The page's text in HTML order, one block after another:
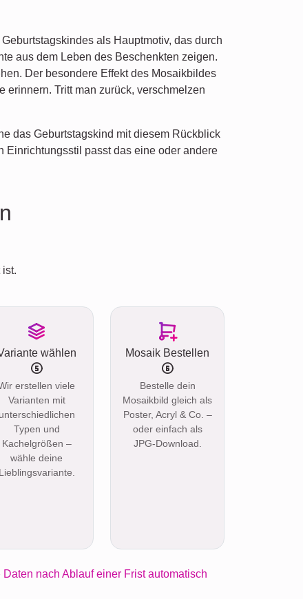
als Hauptmotiv, das durch
aus dem Leben des Beschenkten zeigen.
Der besondere Effekt des Mosaikbildes
erinnern. Tritt man zurück, verschmelzen
das Geburtstagskind mit diesem Rückblick
Einrichtungsstil passt das eine oder andere
wählen
erstellen viele
Varianten mit
unterschiedlichen
Typen und
Kachelgrößen –
wähle deine
Lieblingsvariante.
Mosaik Bestellen
Bestelle dein
Mosaikbild gleich als
Poster, Acryl & Co. –
oder einfach als
JPG-Download.
Daten nach Ablauf einer Frist automatisch